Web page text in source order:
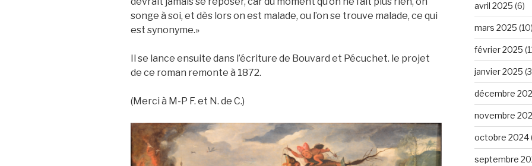
songe à soi, et dès lors on est malade, ou l’on se trouve malade, ce qui
est synonyme.»
Il se lance ensuite dans l’écriture de Bouvard et Pécuchet. le projet
de ce roman remonte à 1872.
(Merci à M-P F. et N. de C.)
avril 2025 (6)
mars 2025 (10)
février 2025
janvier 2025
décembre
novembre
octobre 2024
septembre